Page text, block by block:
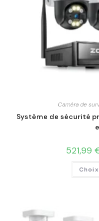
Caméra de
Système de sécurité
521,99